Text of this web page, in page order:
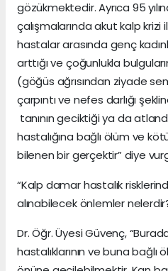
gözükmektedir. Ayrıca 95
çalışmalarında akut kalp
hastalar arasında genç
arttığı ve çoğunlukla
(göğüs ağrısından ziyade
çarpıntı ve nefes darlığı
tanının geciktiği ya da
hastalığına bağlı ölüm ve
bilenen bir gerçektir” diye
“Kalp damar hastalık
alınabilecek önlemler
Dr. Öğr. Üyesi Güvenç,
hastalıklarının ve buna